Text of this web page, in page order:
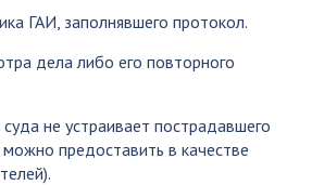
ГАИ, заполнявшего протокол.
дела либо его повторного
не устраивает пострадавшего
предоставить в качестве